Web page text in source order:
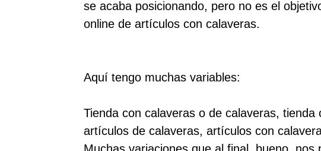
se acaba posicionando, pero no es el
online de artículos con calaveras.
Aquí tengo muchas variables:
Tienda con calaveras o de calaveras,
artículos de calaveras, artículos con